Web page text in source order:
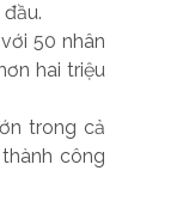
50 nhân
hai triệu
trong cả
công